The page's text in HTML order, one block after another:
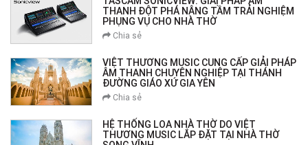
THANH ĐỘT PHÁ NÂNG TẦM TRẢI NGHIỆM
PHỤNG VỤ CHO NHÀ THỜ
Chia sẻ
VIỆT THƯƠNG MUSIC CUNG CẤP GIẢI PHÁP
ÂM THANH CHUYÊN NGHIỆP TẠI THÁNH
ĐƯỜNG GIÁO XỨ GIA YÊN
Chia sẻ
HỆ THỐNG LOA NHÀ THỜ DO VIỆT
THƯƠNG MUSIC LẮP ĐẶT TẠI NHÀ THỜ